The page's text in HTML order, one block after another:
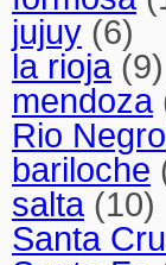
jujuy (6)
la rioja(9)
mendoza
Rio Negro
bariloche
salta(10)
Santa